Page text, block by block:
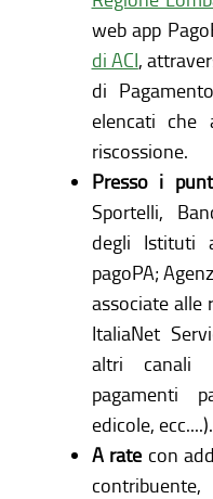
web app
di ACI,
di
elencati
riscossione.
Presso i
Sportelli,
degli Istituti
pagoPA;
associate alle
ItaliaNet
altri canali
pagamenti
edicole, ecc....).
A rate con